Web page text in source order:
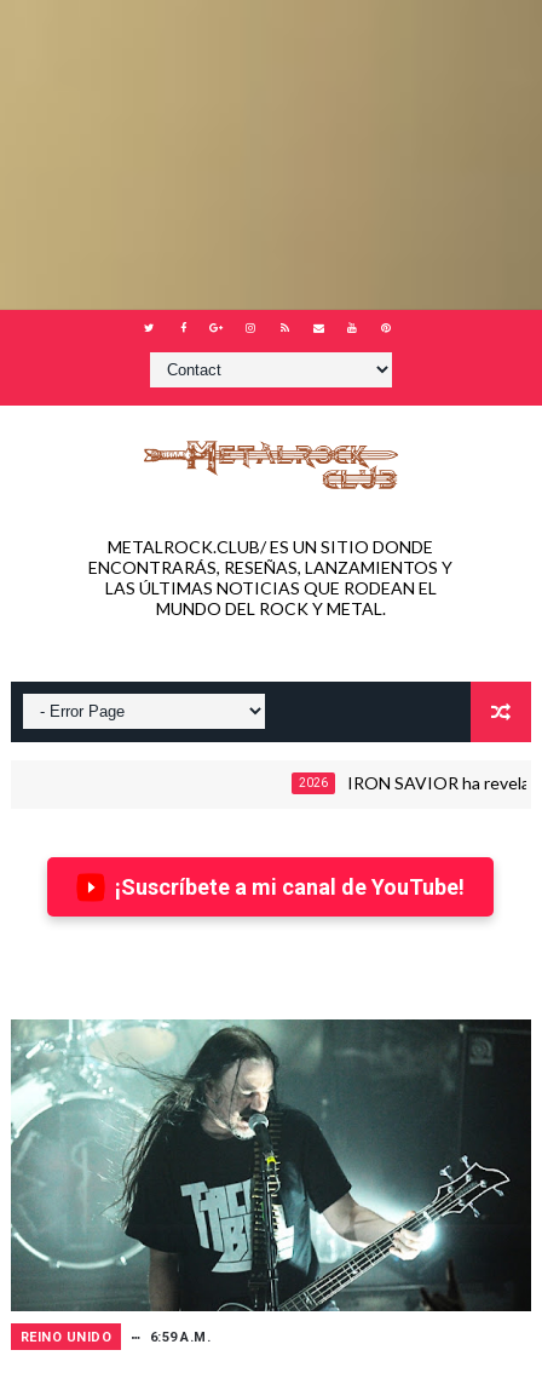
METALROCK.CLUB/ ES UN SITIO DONDE
ENCONTRARÁS, RESEÑAS, LANZAMIENTOS Y
LAS ÚLTIMAS NOTICIAS QUE RODEAN EL
MUNDO DEL ROCK Y METAL.
IRON SAVIOR ha revelado
¡Suscríbete a mi canal de YouTube!
REINO UNIDO 6:59 A.M.